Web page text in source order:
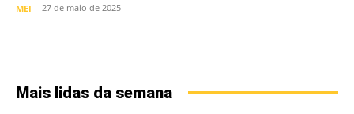
MEI 27 de maio de 2025
Mais lidas da semana